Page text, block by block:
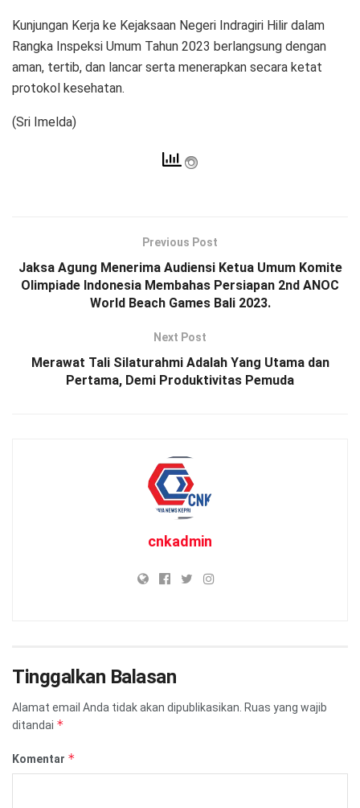
Kunjungan Kerja ke Kejaksaan Negeri Indragiri Hilir dalam
Rangka Inspeksi Umum Tahun 2023 berlangsung dengan
aman, tertib, dan lancar serta menerapkan secara ketat
protokol kesehatan.
(Sri Imelda)
Previous Post
Jaksa Agung Menerima Audiensi Ketua Umum Komite
Olimpiade Indonesia Membahas Persiapan 2nd ANOC
World Beach Games Bali 2023.
Next Post
Merawat Tali Silaturahmi Adalah Yang Utama dan
Pertama, Demi Produktivitas Pemuda
cnkadmin
Tinggalkan Balasan
Alamat email Anda tidak akan dipublikasikan. Ruas yang wajib
ditandai *
Komentar *